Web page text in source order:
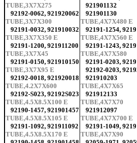
TUBE,3X7X275
92192-0062, 921920062
TUBE,3X7X300
92191-0032, 921910032
TUBE,3X7X350 E
92191-1200, 921911200
TUBE,3X7X45
92191-0150, 921910150
TUBE,3X7X95 E
92192-0018, 921920018
TUBE,4.2X7X600
92192-S023, 92192S023
TUBE,4.5X8.5X100 E
92190-1457, 921901457
TUBE,4.5X8.5X105 E
92191-1092, 921911092
TUBE,4.5X8.5X170 E
921901132
921901130
TUBE,4X7X480 E
92191-1254,
TUBE,4X7X560 E
92191-1243,
TUBE,4X7X580
92191-0203,
92192-0203,
921910203
TUBE,4X7X65
921912133
TUBE,4X7X70
921912097
TUBE,4X7X700 E
92191-1049,
TUBE,4X7X90